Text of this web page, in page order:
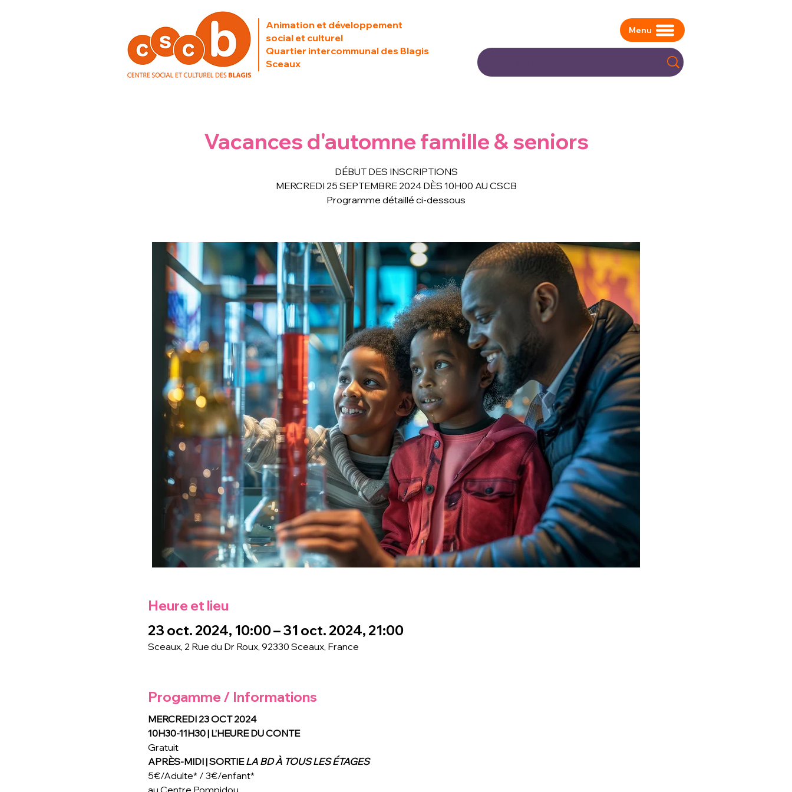
Animation et développement
social et culturel
Quartier intercommunal des Blagis
Sceaux
Menu
Vacances d'automne famille & seniors
DÉBUT DES INSCRIPTIONS
MERCREDI 25 SEPTEMBRE 2024 DÈS 10H00 AU CSCB
Programme détaillé ci-dessous
Heure et lieu
23 oct. 2024, 10:00 – 31 oct. 2024, 21:00
Sceaux, 2 Rue du Dr Roux, 92330 Sceaux, France
Progamme / Informations
MERCREDI 23 OCT 2024
10H30-11H30 | L’HEURE DU CONTE
Gratuit
APRÈS-MIDI | SORTIE LA BD À TOUS LES ÉTAGES
5€/Adulte* / 3€/enfant*
au Centre Pompidou